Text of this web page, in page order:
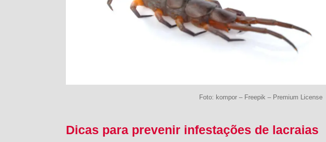
Foto: kompor – Freepik – Premium License
Dicas para prevenir infestações de lacraias